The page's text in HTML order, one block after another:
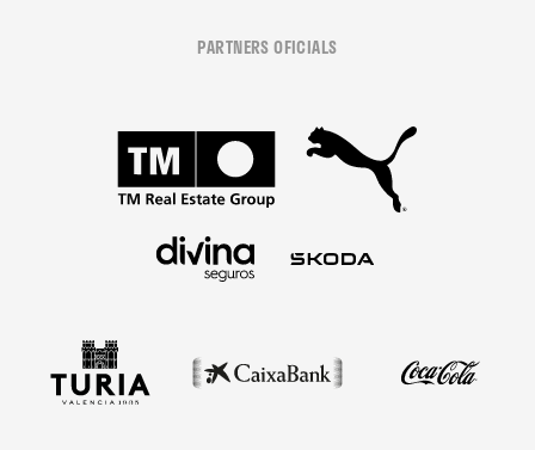
PARTNERS OFICIALS